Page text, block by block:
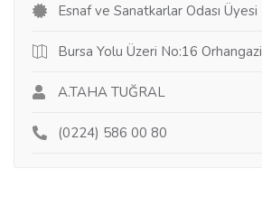
Esnaf ve Sanatkarlar Odası Üyesi
Bursa Yolu Üzeri No:16 Orhangazi
A.TAHA TUĞRAL
(0224) 586 00 80